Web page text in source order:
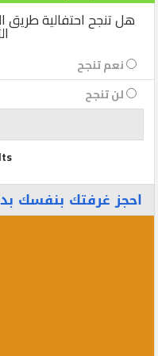
هل تنجح احتفالية طريق
نعم تنجح
لن تنجح
احجز غرفتك بنفسك